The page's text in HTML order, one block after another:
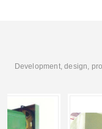
Development, design,